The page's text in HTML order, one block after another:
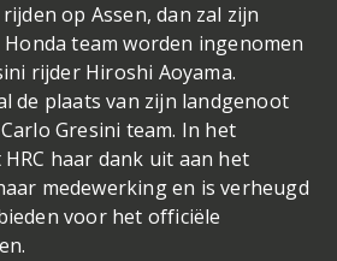
op Assen, dan zal zijn
team worden ingenomen
rijder Hiroshi Aoyama.
de plaats van zijn landgenoot
Gresini team. In het
haar dank uit aan het
medewerking en is verheugd
voor het officiële